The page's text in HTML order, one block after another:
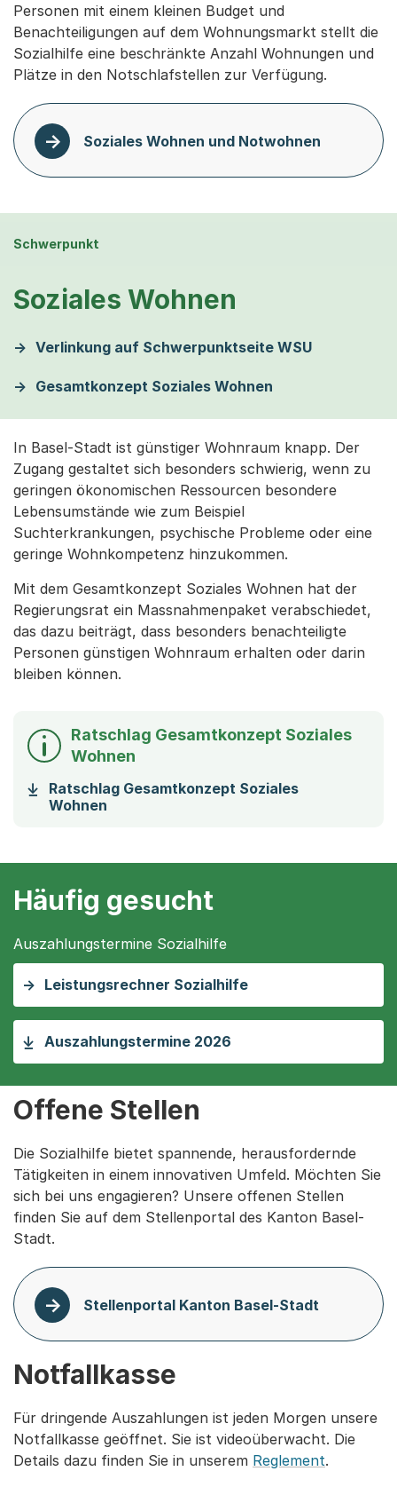
Personen mit einem kleinen Budget und
Benachteiligungen auf dem Wohnungsmarkt stellt die
Sozialhilfe eine beschränkte Anzahl Wohnungen und
Plätze in den Notschlafstellen zur Verfügung.
Soziales Wohnen und Notwohnen
Schwerpunkt
Soziales Wohnen
Verlinkung auf Schwerpunktseite WSU
Gesamtkonzept Soziales Wohnen
In Basel-Stadt ist günstiger Wohnraum knapp. Der
Zugang gestaltet sich besonders schwierig, wenn zu
geringen ökonomischen Ressourcen besondere
Lebensumstände wie zum Beispiel
Suchterkrankungen, psychische Probleme oder eine
geringe Wohnkompetenz hinzukommen.
Mit dem Gesamtkonzept Soziales Wohnen hat der
Regierungsrat ein Massnahmenpaket verabschiedet,
das dazu beiträgt, dass besonders benachteiligte
Personen günstigen Wohnraum erhalten oder darin
bleiben können.
Ratschlag Gesamtkonzept Soziales
Wohnen
Ratschlag Gesamtkonzept Soziales
Wohnen
Häufig gesucht
Auszahlungstermine Sozialhilfe
Leistungsrechner Sozialhilfe
Auszahlungstermine 2026
Offene Stellen
Die Sozialhilfe bietet spannende, herausfordernde
Tätigkeiten in einem innovativen Umfeld. Möchten Sie
sich bei uns engagieren? Unsere offenen Stellen
finden Sie auf dem Stellenportal des Kanton Basel-
Stadt.
Stellenportal Kanton Basel-Stadt
Notfallkasse
Für dringende Auszahlungen ist jeden Morgen unsere
Notfallkasse geöffnet. Sie ist videoüberwacht. Die
Details dazu finden Sie in unserem Reglement.